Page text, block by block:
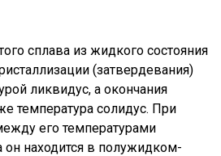
сплава из жидкого состояния
(затвердевания)
ликвидус, а окончания
температура солидус. При
его температурами
он находится в полужидком-